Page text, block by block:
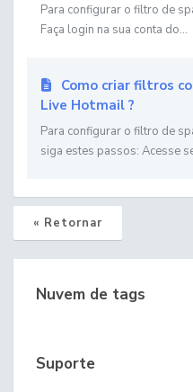
Para configurar o filtro de
Faça login na sua conta do...
Como criar filtros
Live Hotmail ?
Para configurar o filtro de
siga estes passos: Acesse
« Retornar
Nuvem de tags
Suporte